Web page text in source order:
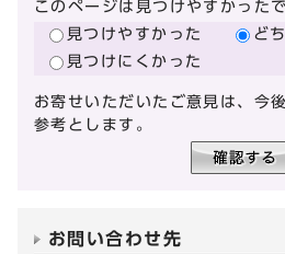
このページは見つけやすかった
見つけやすかった
ど
見つけにくかった
お寄せいただいたご意見は、今
参考とします。
お問い合わせ先